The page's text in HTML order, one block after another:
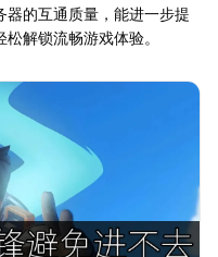
器的互通质量，能进一步提
解锁流畅游戏体验。